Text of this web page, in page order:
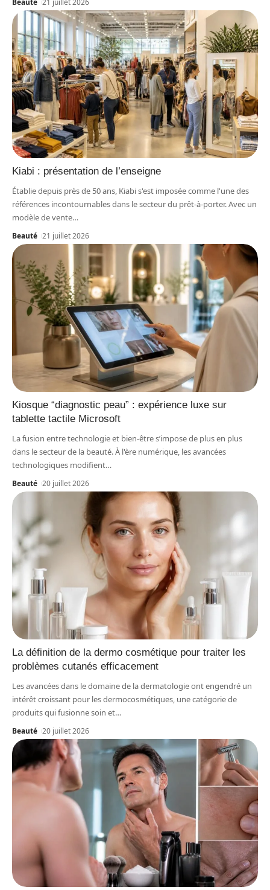
Beauté 21 juillet 2026
Kiabi : présentation de l’enseigne
Établie depuis près de 50 ans, Kiabi s'est imposée comme l'une des
références incontournables dans le secteur du prêt-à-porter. Avec un
modèle de vente…
Beauté 21 juillet 2026
Kiosque “diagnostic peau” : expérience luxe sur
tablette tactile Microsoft
La fusion entre technologie et bien-être s’impose de plus en plus
dans le secteur de la beauté. À l'ère numérique, les avancées
technologiques modifient…
Beauté 20 juillet 2026
La définition de la dermo cosmétique pour traiter les
problèmes cutanés efficacement
Les avancées dans le domaine de la dermatologie ont engendré un
intérêt croissant pour les dermocosmétiques, une catégorie de
produits qui fusionne soin et…
Beauté 20 juillet 2026